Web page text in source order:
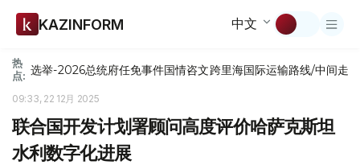
KAZINFORM 中文
热
点: 选举-2026总统府任免事件国情咨文跨里海国际运输路线/中间走廊
09:33, 22 12月 2025
联合国开发计划署顾问高度评价哈萨克斯坦
水利数字化进展